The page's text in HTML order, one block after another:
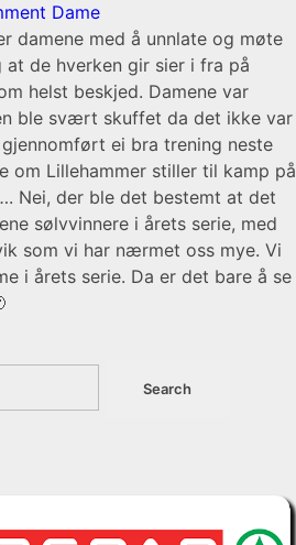
Dame
damene med å unnlate og møte
de hverken gir sier i fra på
helst beskjed. Damene var
ble svært skuffet da det ikke var
ei bra trening neste
om Lillehammer stiller til kamp på
Nei, der ble det bestemt at det
sølvvinnere i årets serie, med
som vi har nærmet oss mye. Vi
i årets serie. Da er det bare å se